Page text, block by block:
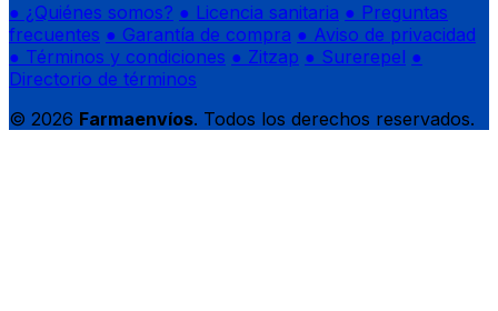
● ¿Quiénes somos? ● Licencia sanitaria ● Preguntas
frecuentes ● Garantía de compra ● Aviso de privacidad
● Términos y condiciones ● Zitzap ● Surerepel ●
Directorio de términos
© 2026 Farmaenvíos. Todos los derechos reservados.